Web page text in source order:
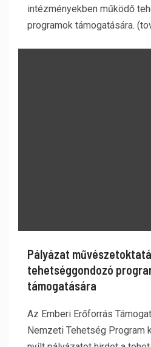
intézményekben működő
programok támogatására.
Pályázat
tehetséggondozó
támogatására
Az Emberi Erőforrás
Nemzeti Tehetség Program